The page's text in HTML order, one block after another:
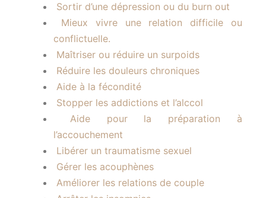
Sortir d’une dépression ou du burn out
Mieux vivre une relation difficile ou
conflictuelle.
Maîtriser ou réduire un surpoids
Réduire les douleurs chroniques
Aide à la fécondité
Stopper les addictions et l’alccol
Aide pour la préparation à
l’accouchement
Libérer un traumatisme sexuel
Gérer les acouphènes
Améliorer les relations de couple